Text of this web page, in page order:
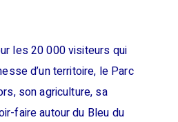
les 20 000 visiteurs qui
d’un territoire, le Parc
son agriculture, sa
faire autour du Bleu du